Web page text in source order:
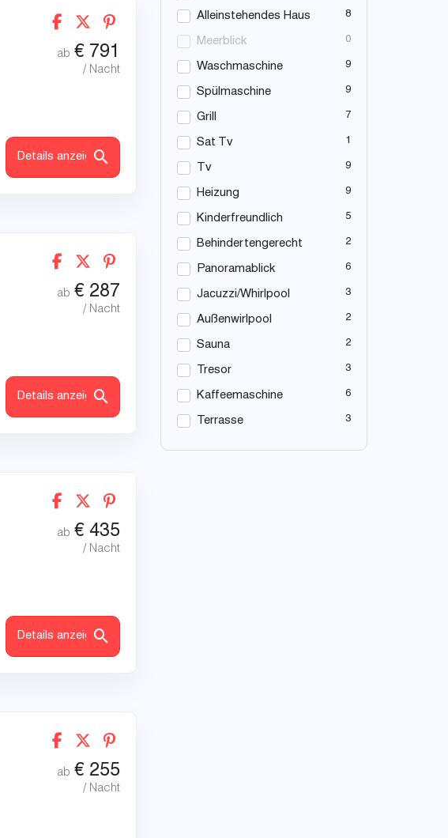
ab € 791
/ Nacht
Details anzeigen
ab € 287
/ Nacht
Details anzeigen
ab € 435
/ Nacht
Details anzeigen
ab € 255
/ Nacht
Alleinstehendes Haus 8
Meerblick 0
Waschmaschine 9
Spülmaschine 9
Grill 7
Sat Tv 1
Tv 9
Heizung 9
Kinderfreundlich 5
Behindertengerecht 2
Panoramablick 6
Jacuzzi/Whirlpool 3
Außenwirlpool 2
Sauna 2
Tresor 3
Kaffeemaschine 6
Terrasse 3